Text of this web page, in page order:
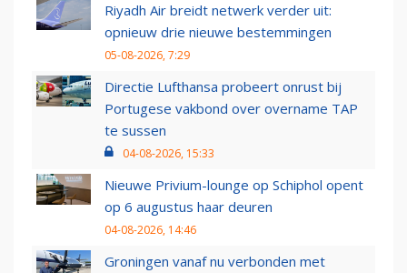
Riyadh Air breidt netwerk verder uit:
opnieuw drie nieuwe bestemmingen
05-08-2026, 7:29
Directie Lufthansa probeert onrust bij
Portugese vakbond over overname TAP
te sussen
04-08-2026, 15:33
Nieuwe Privium-lounge op Schiphol opent
op 6 augustus haar deuren
04-08-2026, 14:46
Groningen vanaf nu verbonden met